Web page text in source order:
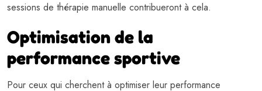
sessions de thérapie manuelle contribueront à cela.
Optimisation de la
performance sportive
Pour ceux qui cherchent à optimiser leur performance